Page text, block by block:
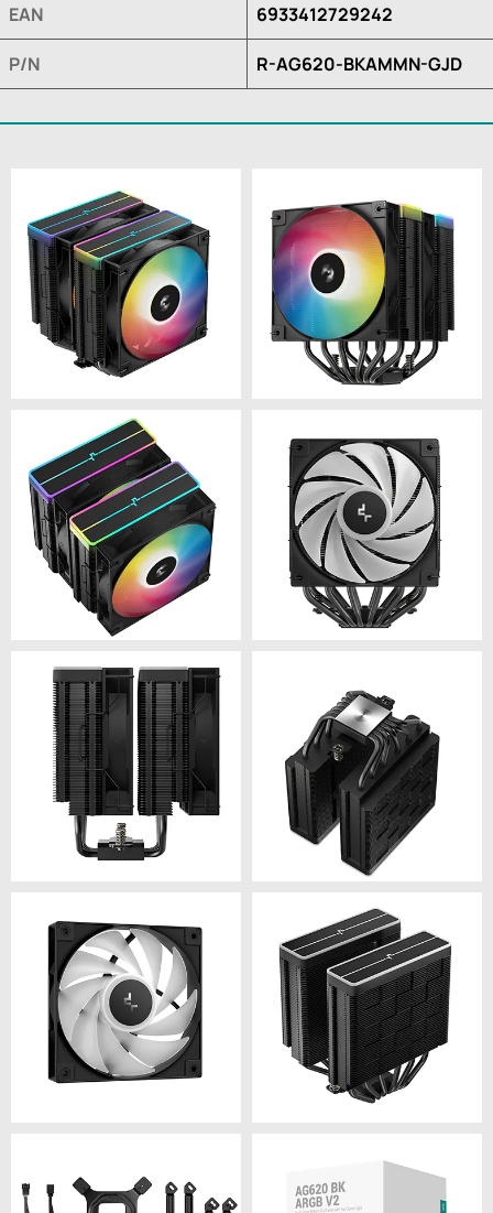
EAN 6933412729242
P/N R-AG620-BKAMMN-GJD